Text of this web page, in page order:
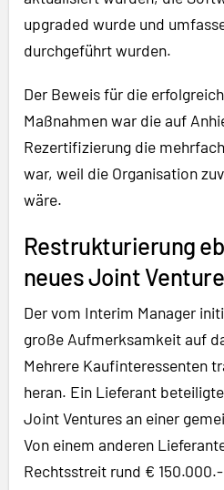
upgraded wurde und
durchgeführt wurden.
Der Beweis für die
Maßnahmen war die auf
Rezertifizierung die
war, weil die Organisation
wäre.
Restrukturierung
neues Joint
Der vom Interim Manager
große Aufmerksamkeit auf
Mehrere Kaufinteressenten
heran. Ein Lieferant
Joint Ventures an einer
Von einem anderen
Rechtsstreit rund €